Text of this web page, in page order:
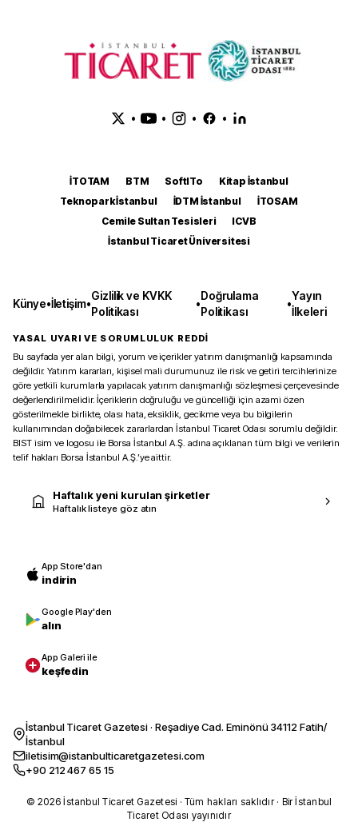
• • • •
İTOTAM BTM SoftITo
Kitap İstanbul
Teknopark İstanbul
İDTM İstanbul
İTOSAM
Cemile Sultan Tesisleri
ICVB
İstanbul Ticaret Üniversitesi
Künye•İletişim•
Gizlilik ve KVKK
Politikası
•
Doğrulama
Politikası
•
Yayın
İlkeleri
YASAL UYARI VE SORUMLULUK REDDİ
Bu sayfada yer alan bilgi, yorum ve içerikler yatırım danışmanlığı kapsamında
değildir. Yatırım kararları, kişisel mali durumunuz ile risk ve getiri tercihlerinize
göre yetkili kurumlarla yapılacak yatırım danışmanlığı sözleşmesi çerçevesinde
değerlendirilmelidir. İçeriklerin doğruluğu ve güncelliği için azami özen
gösterilmekle birlikte, olası hata, eksiklik, gecikme veya bu bilgilerin
kullanımından doğabilecek zararlardan İstanbul Ticaret Odası sorumlu değildir.
BIST isim ve logosu ile Borsa İstanbul A.Ş. adına açıklanan tüm bilgi ve verilerin
telif hakları Borsa İstanbul A.Ş.’ye aittir.
Haftalık yeni kurulan şirketler
Haftalık listeye göz atın
App Store'dan
indirin
Google Play'den
alın
App Galeri ile
keşfedin
İstanbul Ticaret Gazetesi · Reşadiye Cad. Eminönü 34112 Fatih/
İstanbul
iletisim@istanbulticaretgazetesi.com
+90 212 467 65 15
© 2026 İstanbul Ticaret Gazetesi · Tüm hakları saklıdır · Bir İstanbul
Ticaret Odası yayınıdır